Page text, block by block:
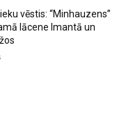
vēstis: “Minhauzens”
lācene Imantā un